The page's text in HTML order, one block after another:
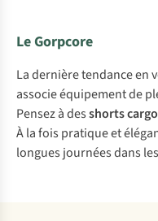
Le Gorpcore
La dernière tendance en
associe équipement de
Pensez à desshorts
À la fois pratique et
longues journées dans